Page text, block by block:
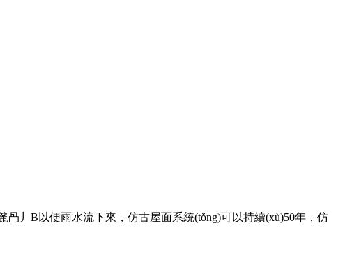
丿B以便雨水流下來，仿古屋面系統(tǒng)可以持續(xù)50年，仿